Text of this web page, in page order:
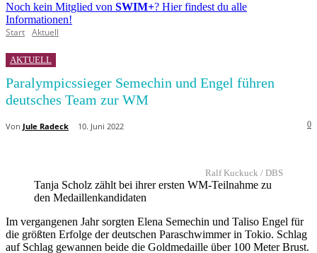
Noch kein Mitglied von SWIM+? Hier findest du alle
Informationen!
Start Aktuell
AKTUELL
Paralympicssieger Semechin und Engel führen
deutsches Team zur WM
Von Jule Radeck 10. Juni 2022 0
Ralf Kuckuck / DBS
Tanja Scholz zählt bei ihrer ersten WM-Teilnahme zu
den Medaillenkandidaten
Im vergangenen Jahr sorgten Elena Semechin und Taliso Engel für
die größten Erfolge der deutschen Paraschwimmer in Tokio. Schlag
auf Schlag gewannen beide die Goldmedaille über 100 Meter Brust.